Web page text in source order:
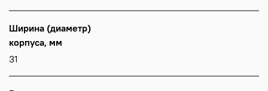
Ширина (диаметр)
корпуса, мм
31